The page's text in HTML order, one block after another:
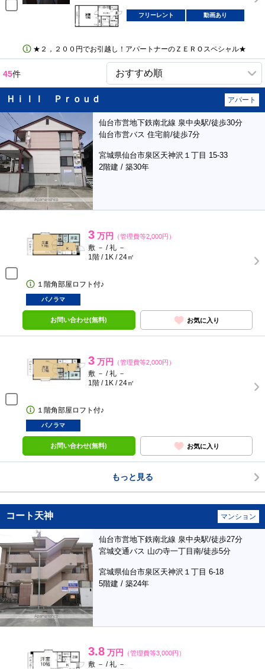
フリーレント 動画あり
★２，２００円でお引越し！アパートナーのＺＥＲＯスペシャル★
45件
Ｈｉｌｌ Ｐｒｏｕｄ アパート
仙台市営地下鉄南北線 泉中央駅/徒歩30分
仙台市営バス 住宅前/徒歩7分
宮城県仙台市泉区天神沢１丁目 15-33
2階建 / 築30年
3 万円 （管理費等2,000円）
敷 － / 礼 －
1階 / 1K / 24㎡
１階角部屋ロフト付♪
パノラマ
お問い合わせ(無料) お気に入り
3 万円 （管理費等2,000円）
敷 － / 礼 －
1階 / 1K / 24㎡
１階角部屋ロフト付♪
パノラマ
お問い合わせ(無料) お気に入り
もっと見る
コート天神 マンション
仙台市営地下鉄南北線 泉中央駅/徒歩27分
宮城交通バス 山の寺一丁目南/徒歩5分
宮城県仙台市泉区天神沢１丁目 6-18
5階建 / 築24年
3.8 万円 （管理費等3,000円）
敷 － / 礼 －